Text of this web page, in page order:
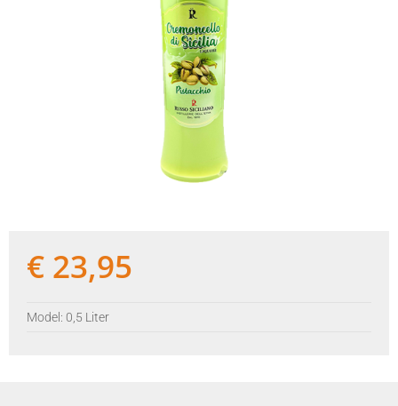
€ 23,95
Model: 0,5 Liter